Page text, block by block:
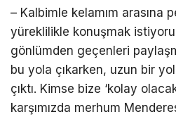
– Kalbimle kelamım arasına
yüreklilikle konuşmak
gönlümden geçenleri
bu yola çıkarken, uzun bir
çıktı. Kimse bize ‘kolay
karşımızda merhum